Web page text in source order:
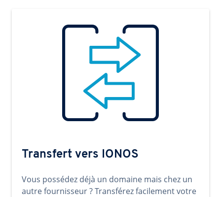
Transfert vers IONOS
Vous possédez déjà un domaine mais chez un
autre fournisseur ? Transférez facilement votre